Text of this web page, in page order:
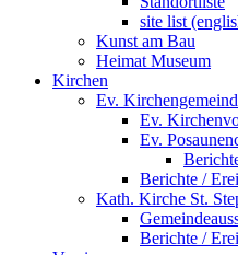
site list
Kunst am Bau
Heimat Museum
Kirchen
Ev.
Ev.
Ev.
Berichte /
Kath. Kirche St.
Berichte /